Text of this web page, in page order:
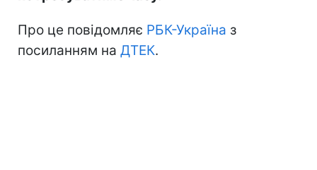
Про це повідомляє РБК-Україна з
посиланням на ДТЕК.